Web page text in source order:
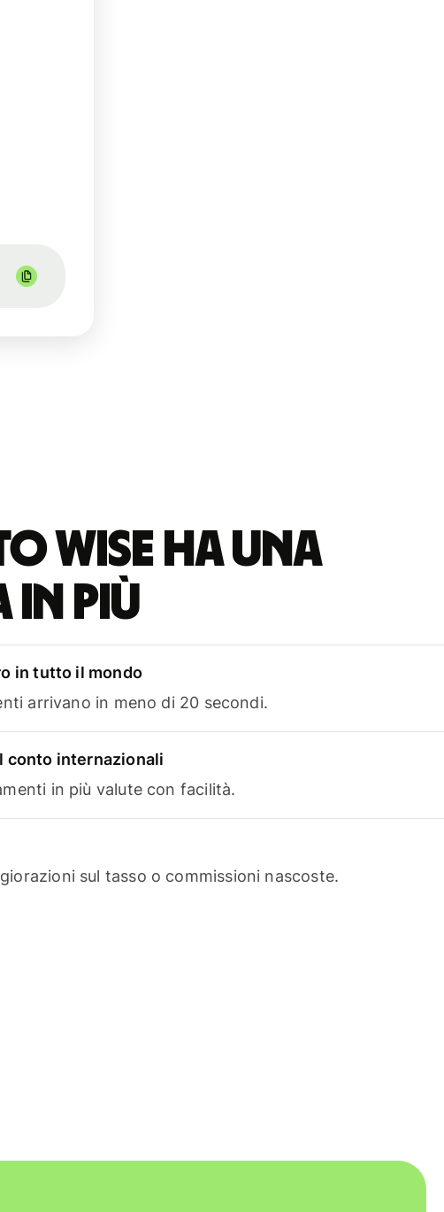
Wise ha una
in più
in tutto il mondo
arrivano in meno di 20 secondi.
conto internazionali
in più valute con facilità.
sul tasso o commissioni nascoste.